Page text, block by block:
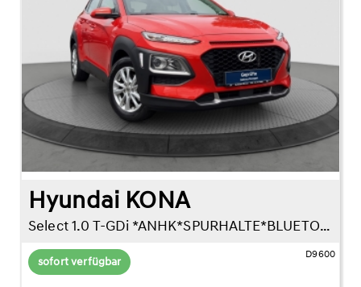
Hyundai KONA
Select 1.0 T-GDi *ANHK*SPURHALTE*BLUETOOTH*
sofort verfügbar
D9600